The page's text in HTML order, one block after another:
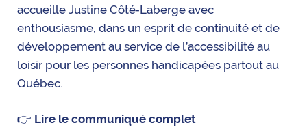
accueille Justine Côté‑Laberge avec
enthousiasme, dans un esprit de continuité et de
développement au service de l’accessibilité au
loisir pour les personnes handicapées partout au
Québec.
👉 Lire le communiqué complet